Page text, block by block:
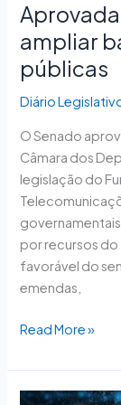
ampliar
públicas
Diário
O Senado
Câmara dos
legislação do
por recursos
favorável do
emendas,
escolas
públicas
Read More »
Projeto